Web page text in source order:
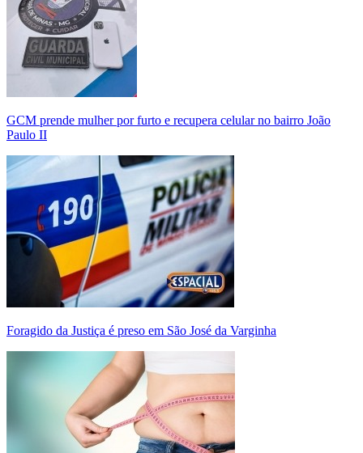
GCM prende mulher por furto e recupera celular no bairro João
Paulo II
Foragido da Justiça é preso em São José da Varginha